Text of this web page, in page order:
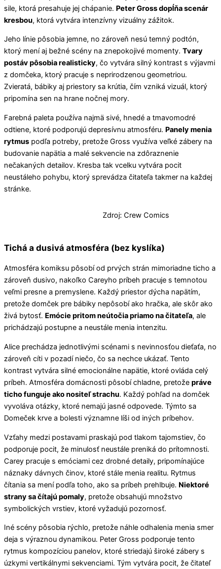
sile, ktorá presahuje jej chápanie. Peter Gross dopĺňa scenár
kresbou, ktorá vytvára intenzívny vizuálny zážitok.
Jeho línie pôsobia jemne, no zároveň nesú temný podtón,
ktorý mení aj bežné scény na znepokojivé momenty. Tvary
postáv pôsobia realisticky, čo vytvára silný kontrast s výjavmi
z domčeka, ktorý pracuje s neprirodzenou geometriou.
Zvieratá, bábiky aj priestory sa krútia, čím vzniká vizuál, ktorý
pripomína sen na hrane nočnej mory.
Farebná paleta používa najmä sivé, hnedé a tmavomodré
odtiene, ktoré podporujú depresívnu atmosféru. Panely menia
rytmus podľa potreby, pretože Gross využíva veľké zábery na
budovanie napätia a malé sekvencie na zdôraznenie
nečakaných detailov. Kresba tak vcelku vytvára pocit
neustáleho pohybu, ktorý sprevádza čitateľa takmer na každej
stránke.
Zdroj: Crew Comics
Tichá a dusivá atmosféra (bez kyslíka)
Atmosféra komiksu pôsobí od prvých strán mimoriadne ticho a
zároveň dusivo, nakoľko Careyho príbeh pracuje s temnotou
veľmi presne a premyslene. Každý priestor dýcha napätím,
pretože domček pre bábiky nepôsobí ako hračka, ale skôr ako
živá bytosť. Emócie pritom neútočia priamo na čitateľa, ale
prichádzajú postupne a neustále menia intenzitu.
Alice prechádza jednotlivými scénami s nevinnosťou dieťaťa, no
zároveň cíti v pozadí niečo, čo sa nechce ukázať. Tento
kontrast vytvára silné emocionálne napätie, ktoré ovláda celý
príbeh. Atmosféra domácnosti pôsobí chladne, pretože práve
ticho funguje ako nositeľ strachu. Každý pohľad na domček
vyvoláva otázky, ktoré nemajú jasné odpovede. Týmto sa
Domeček krve a bolesti významne líši od iných príbehov.
Vzťahy medzi postavami praskajú pod tlakom tajomstiev, čo
podporuje pocit, že minulosť neustále preniká do prítomnosti.
Carey pracuje s emóciami cez drobné detaily, pripomínajúce
náznaky dávnych činov, ktoré stále menia realitu. Rytmus
čítania sa mení podľa toho, ako sa príbeh prehlbuje. Niektoré
strany sa čítajú pomaly, pretože obsahujú množstvo
symbolických vrstiev, ktoré vyžadujú pozornosť.
Iné scény pôsobia rýchlo, pretože náhle odhalenia menia smer
deja s výraznou dynamikou. Peter Gross podporuje tento
rytmus kompozíciou panelov, ktoré striedajú široké zábery s
úzkymi vertikálnymi sekvenciami. Tým vytvára pocit, že čitateľ